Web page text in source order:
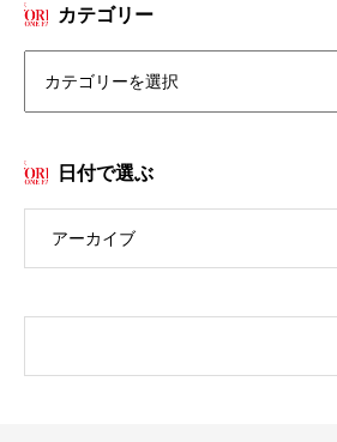
カテゴリー
日付で選ぶ
アーカイブ